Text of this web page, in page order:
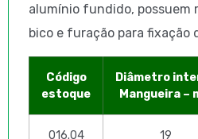
alumínio fundido, possuem
bico e furação para fixação
Código
estoque
Diâmetro
Mangueira –
016.04 19